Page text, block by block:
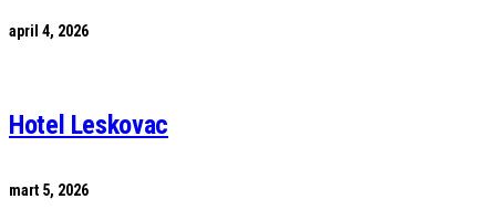
april 4, 2026
Hotel Leskovac
mart 5, 2026